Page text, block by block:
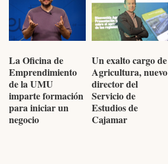
La Oficina de
Emprendimiento
de la UMU
imparte formación
para iniciar un
negocio
Un exalto cargo de
Agricultura, nuevo
director del
Servicio de
Estudios de
Cajamar